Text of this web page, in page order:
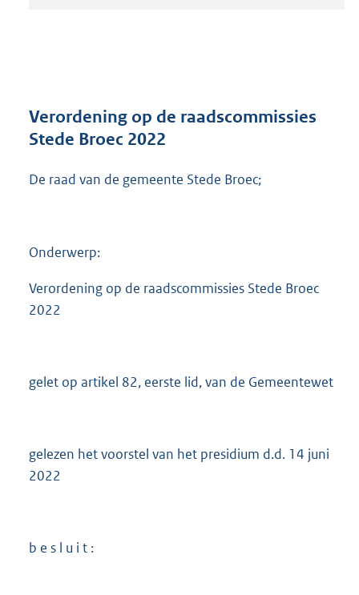
r
t
K
b
Verordening op de raadscommissies
Stede Broec 2022
De raad van de gemeente Stede Broec;
Onderwerp:
Verordening op de raadscommissies Stede Broec
2022
gelet op artikel 82, eerste lid, van de Gemeentewet
gelezen het voorstel van het presidium d.d. 14 juni
2022
b e s l u i t :